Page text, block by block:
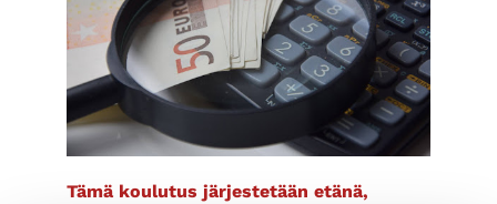
Tämä koulutus järjestetään etänä,